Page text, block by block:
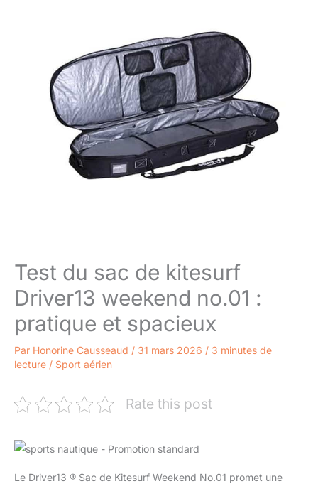
Test du sac de kitesurf
Driver13 weekend no.01 :
pratique et spacieux
Par Honorine Causseaud / 31 mars 2026 / 3 minutes de
lecture / Sport aérien
Rate this post
Le Driver13 ® Sac de Kitesurf Weekend No.01 promet une